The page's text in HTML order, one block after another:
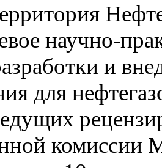
научно-
и
для
комиссии